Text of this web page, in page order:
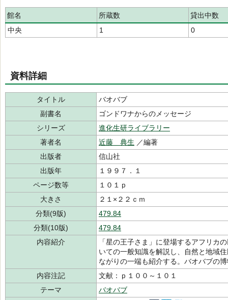
館名 所蔵数
貸出中数
中央
1 0
資料詳細
タイトル
バオバブ
副書名
ゴンドワナからのメッセージ
シリーズ
進化生研ライブラリー
著者名
近藤 典生 ／編著
出版者
信山社
出版年
１９９７．１
ページ数等
１０１ｐ
大きさ
２１×２２ｃｍ
分類(9版)
479.84
分類(10版)
479.84
内容紹介
「星の王子さま」に登場するアフリカ
いての一般知識を解説し、自然と地域
ながりの一端も紹介する。バオバブの
内容注記
文献：ｐ１００～１０１
テーマ
バオバブ